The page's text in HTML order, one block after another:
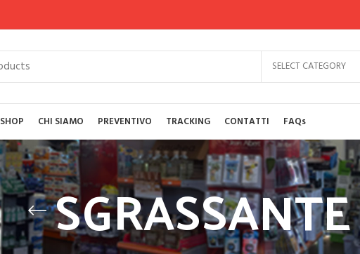
SELECT CATEGORY
SHOP CHI SIAMO PREVENTIVO TRACKING CONTATTI FAQs
SGRASSANTE